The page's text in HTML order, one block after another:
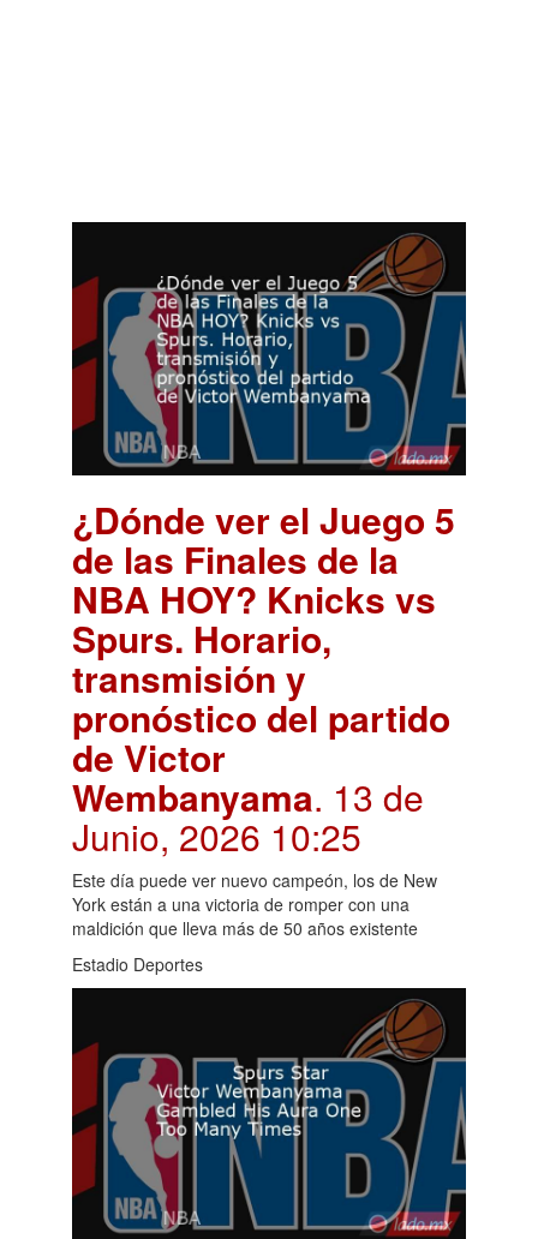
¿Dónde ver el Juego 5
de las Finales de la
NBA HOY? Knicks vs
Spurs. Horario,
transmisión y
pronóstico del partido
de Victor
Wembanyama. 13 de
Junio, 2026 10:25
Este día puede ver nuevo campeón, los de New
York están a una victoria de romper con una
maldición que lleva más de 50 años existente
Estadio Deportes